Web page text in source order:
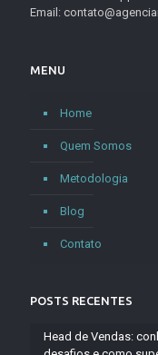
Email:
MENU
Home
Quem Somos
Metodologia
Blog
Contato
POSTS RECENTES
Head de Vendas: